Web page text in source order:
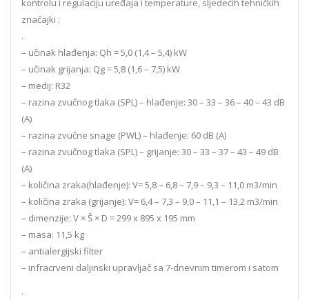
kontrolu i regulaciju uređaja i temperature, sljedećih tehničkih
značajki :
.
– učinak hlađenja: Qh = 5,0 (1,4 – 5,4) kW
– učinak grijanja: Qg = 5,8 (1,6 – 7,5) kW
– medij: R32
– razina zvučnog tlaka (SPL) – hlađenje: 30 – 33 – 36 – 40 – 43 dB
(A)
– razina zvučne snage (PWL) – hlađenje: 60 dB (A)
– razina zvučnog tlaka (SPL) – grijanje: 30 – 33 – 37 – 43 – 49 dB
(A)
– količina zraka(hlađenje): V= 5,8 – 6,8 – 7,9 – 9,3 – 11,0 m3/min
– količina zraka (grijanje): V= 6,4 – 7,3 – 9,0 – 11,1 – 13,2 m3/min
– dimenzije: V × Š × D = 299 x 895 x 195 mm
– masa: 11,5 kg
– antialergijski filter
– infracrveni daljinski upravljač sa 7-dnevnim timerom i satom
.